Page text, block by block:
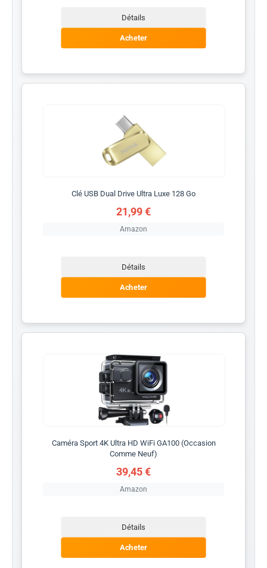
Détails
Acheter
Clé USB Dual Drive Ultra Luxe 128 Go
21,99 €
Amazon
Détails
Acheter
Caméra Sport 4K Ultra HD WiFi GA100 (Occasion
Comme Neuf)
39,45 €
Amazon
Détails
Acheter